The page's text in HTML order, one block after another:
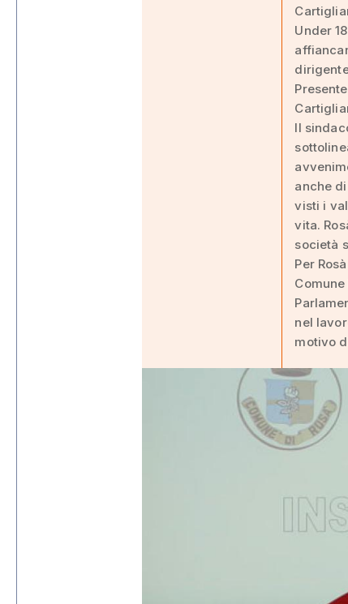
Under
Il
anche
visti i
vita.
società
Per
nel
motivo